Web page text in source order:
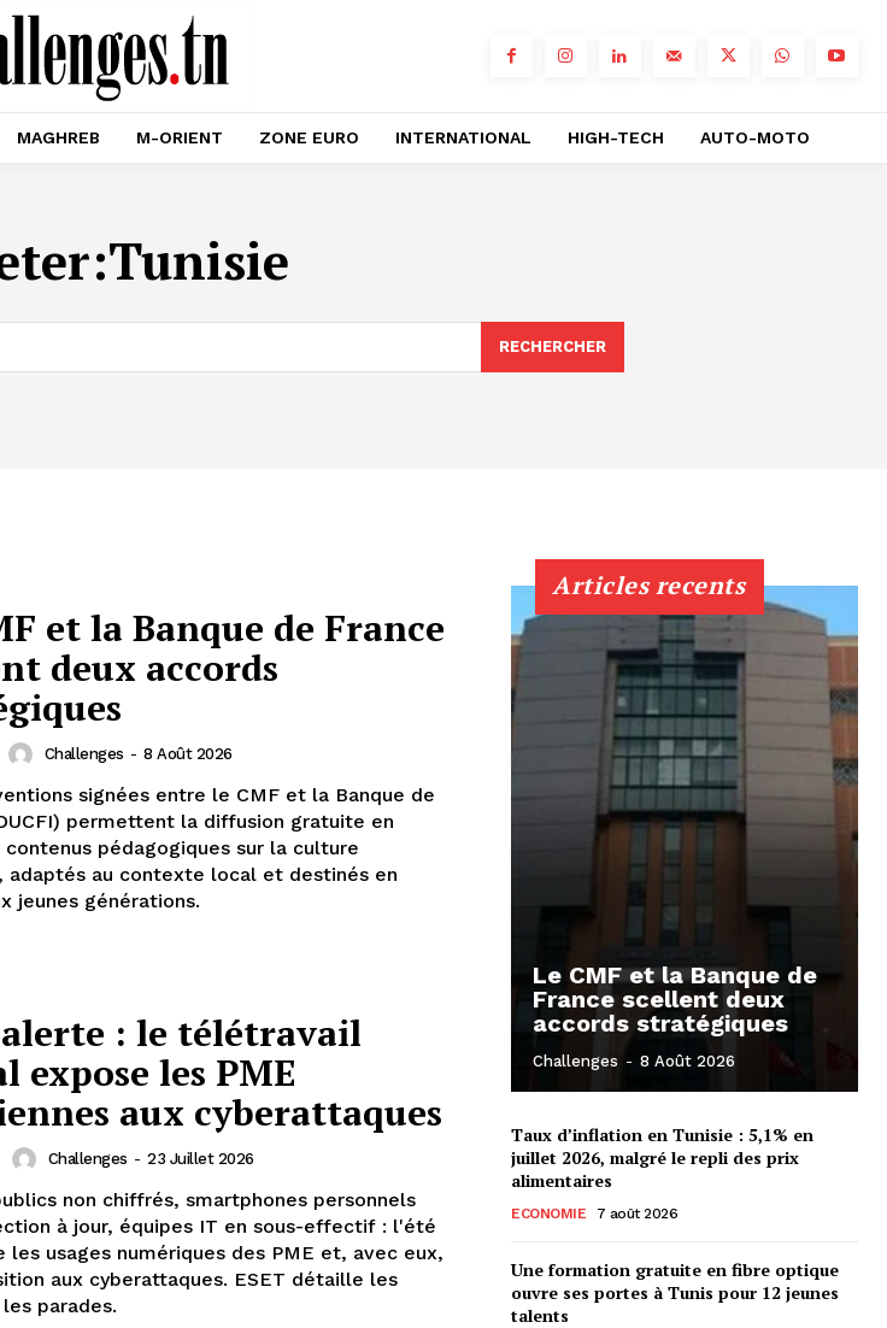
MAGHREB M-ORIENT ZONE EURO INTERNATIONAL HIGH-TECH AUTO-MOTO
Tunisie
RECHERCHER
et la Banque de France
deux accords
Challenges - 8 Août 2026
signées entre le CMF et la Banque de
permettent la diffusion gratuite en
contenus pédagogiques sur la culture
adaptés au contexte local et destinés en
jeunes générations.
alerte : le télétravail
expose les PME
aux cyberattaques
Challenges - 23 Juillet 2026
non chiffrés, smartphones personnels
à jour, équipes IT en sous-effectif : l'été
les usages numériques des PME et, avec eux,
aux cyberattaques. ESET détaille les
parades.
Articles recents
Le CMF et la Banque de
France scellent deux
accords stratégiques
Challenges - 8 Août 2026
Taux d’inflation en Tunisie : 5,1% en
juillet 2026, malgré le repli des prix
alimentaires
ECONOMIE 7 août 2026
Une formation gratuite en fibre optique
ouvre ses portes à Tunis pour 12 jeunes
talents